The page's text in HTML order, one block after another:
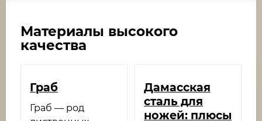
Материалы высокого
качества
Граб
Граб — род
Дамасская
сталь для
ножей: плюсы